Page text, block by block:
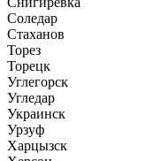
Соледар
Стаханов
Торез
Торецк
Углегорск
Угледар
Украинск
Урзуф
Харцызск